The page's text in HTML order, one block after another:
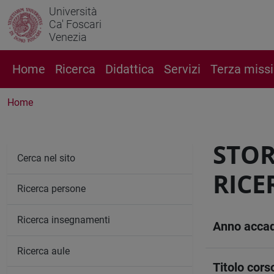
Università
Ca' Foscari
Venezia
Home Ricerca Didattica Servizi Terza
Home
Anno
Titolo
Cerca nel sito
Ricerca persone
Ricerca insegnamenti
Ricerca aule